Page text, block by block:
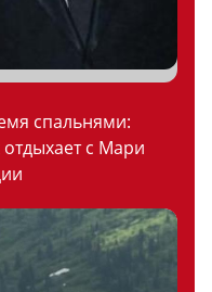
спальнями:
с Мари